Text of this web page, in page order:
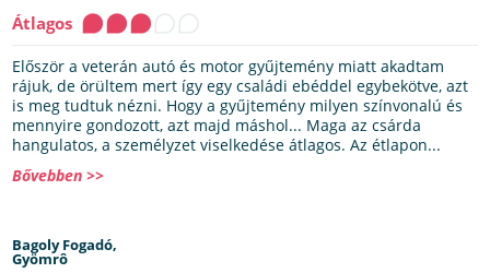
Átlagos
Először a veterán autó és motor gyűjtemény miatt akadtam
rájuk, de örültem mert így egy családi ebéddel egybekötve, azt
is meg tudtuk nézni. Hogy a gyűjtemény milyen színvonalú és
mennyire gondozott, azt majd máshol... Maga az csárda
hangulatos, a személyzet viselkedése átlagos. Az étlapon...
Bővebben >>
Bagoly Fogadó,
Gyömrô